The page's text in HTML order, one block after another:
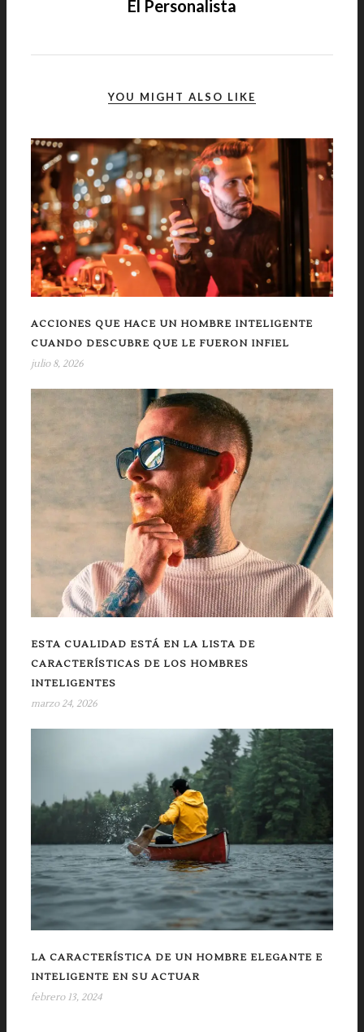
El Personalista
YOU MIGHT ALSO LIKE
ACCIONES QUE HACE UN HOMBRE INTELIGENTE
CUANDO DESCUBRE QUE LE FUERON INFIEL
julio 8, 2026
ESTA CUALIDAD ESTÁ EN LA LISTA DE
CARACTERÍSTICAS DE LOS HOMBRES
INTELIGENTES
marzo 24, 2026
LA CARACTERÍSTICA DE UN HOMBRE ELEGANTE E
INTELIGENTE EN SU ACTUAR
febrero 13, 2024